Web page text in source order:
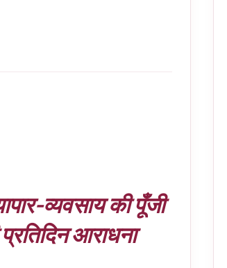
व्यवसाय की पूँजी
आराधना